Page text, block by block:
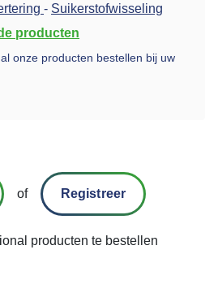
- Suikerstofwisseling
producten
onze producten bestellen bij uw
of Registreer
producten te bestellen